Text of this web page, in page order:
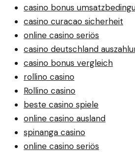
casino bonus
casino curacao sicherheit
online casino seriös
casino deutschland
casino bonus vergleich
rollino casino
Rollino casino
beste casino spiele
online casino ausland
spinanga casino
online casino seriös